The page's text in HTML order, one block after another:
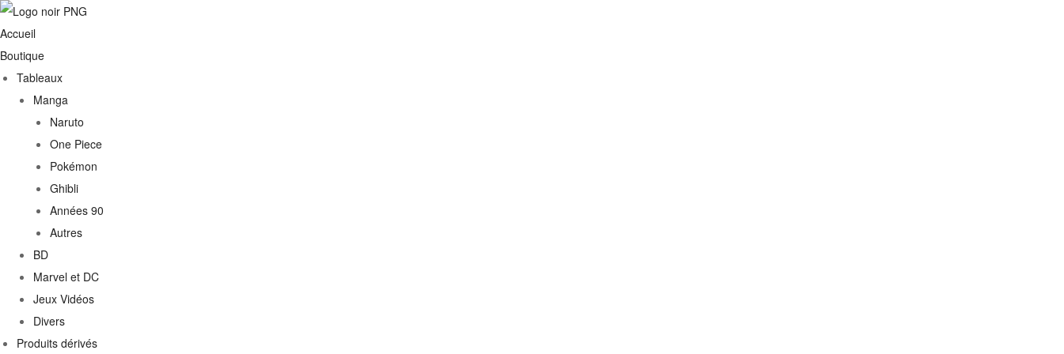
Accueil
Boutique
Tableaux
Manga
Naruto
One Piece
Pokémon
Ghibli
Années 90
Autres
BD
Marvel et DC
Jeux Vidéos
Divers
Produits dérivés